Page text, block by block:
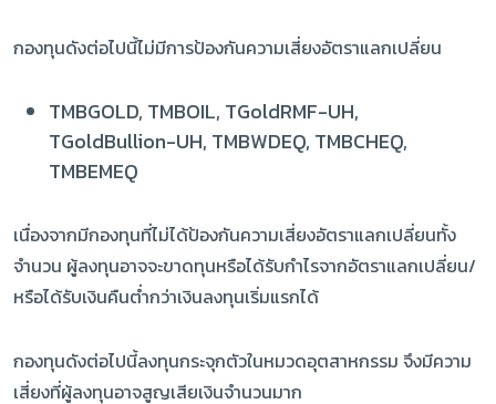
กองทุนดังต่อไปนี้ไม่มีการป้องกันความเสี่ยงอัตราแลกเปลี่ยน
TMBGOLD, TMBOIL, TGoldRMF-UH,
TGoldBullion-UH, TMBWDEQ, TMBCHEQ,
TMBEMEQ
เนื่องจากมีกองทุนที่ไม่ได้ป้องกันความเสี่ยงอัตราแลกเปลี่ยนทั้ง
จำนวน ผู้ลงทุนอาจจะขาดทุนหรือได้รับกำไรจากอัตราแลกเปลี่ยน/
หรือได้รับเงินคืนต่ำกว่าเงินลงทุนเริ่มแรกได้
กองทุนดังต่อไปนี้ลงทุนกระจุกตัวในหมวดอุตสาหกรรม จึงมีความ
เสี่ยงที่ผู้ลงทุนอาจสูญเสียเงินจำนวนมาก